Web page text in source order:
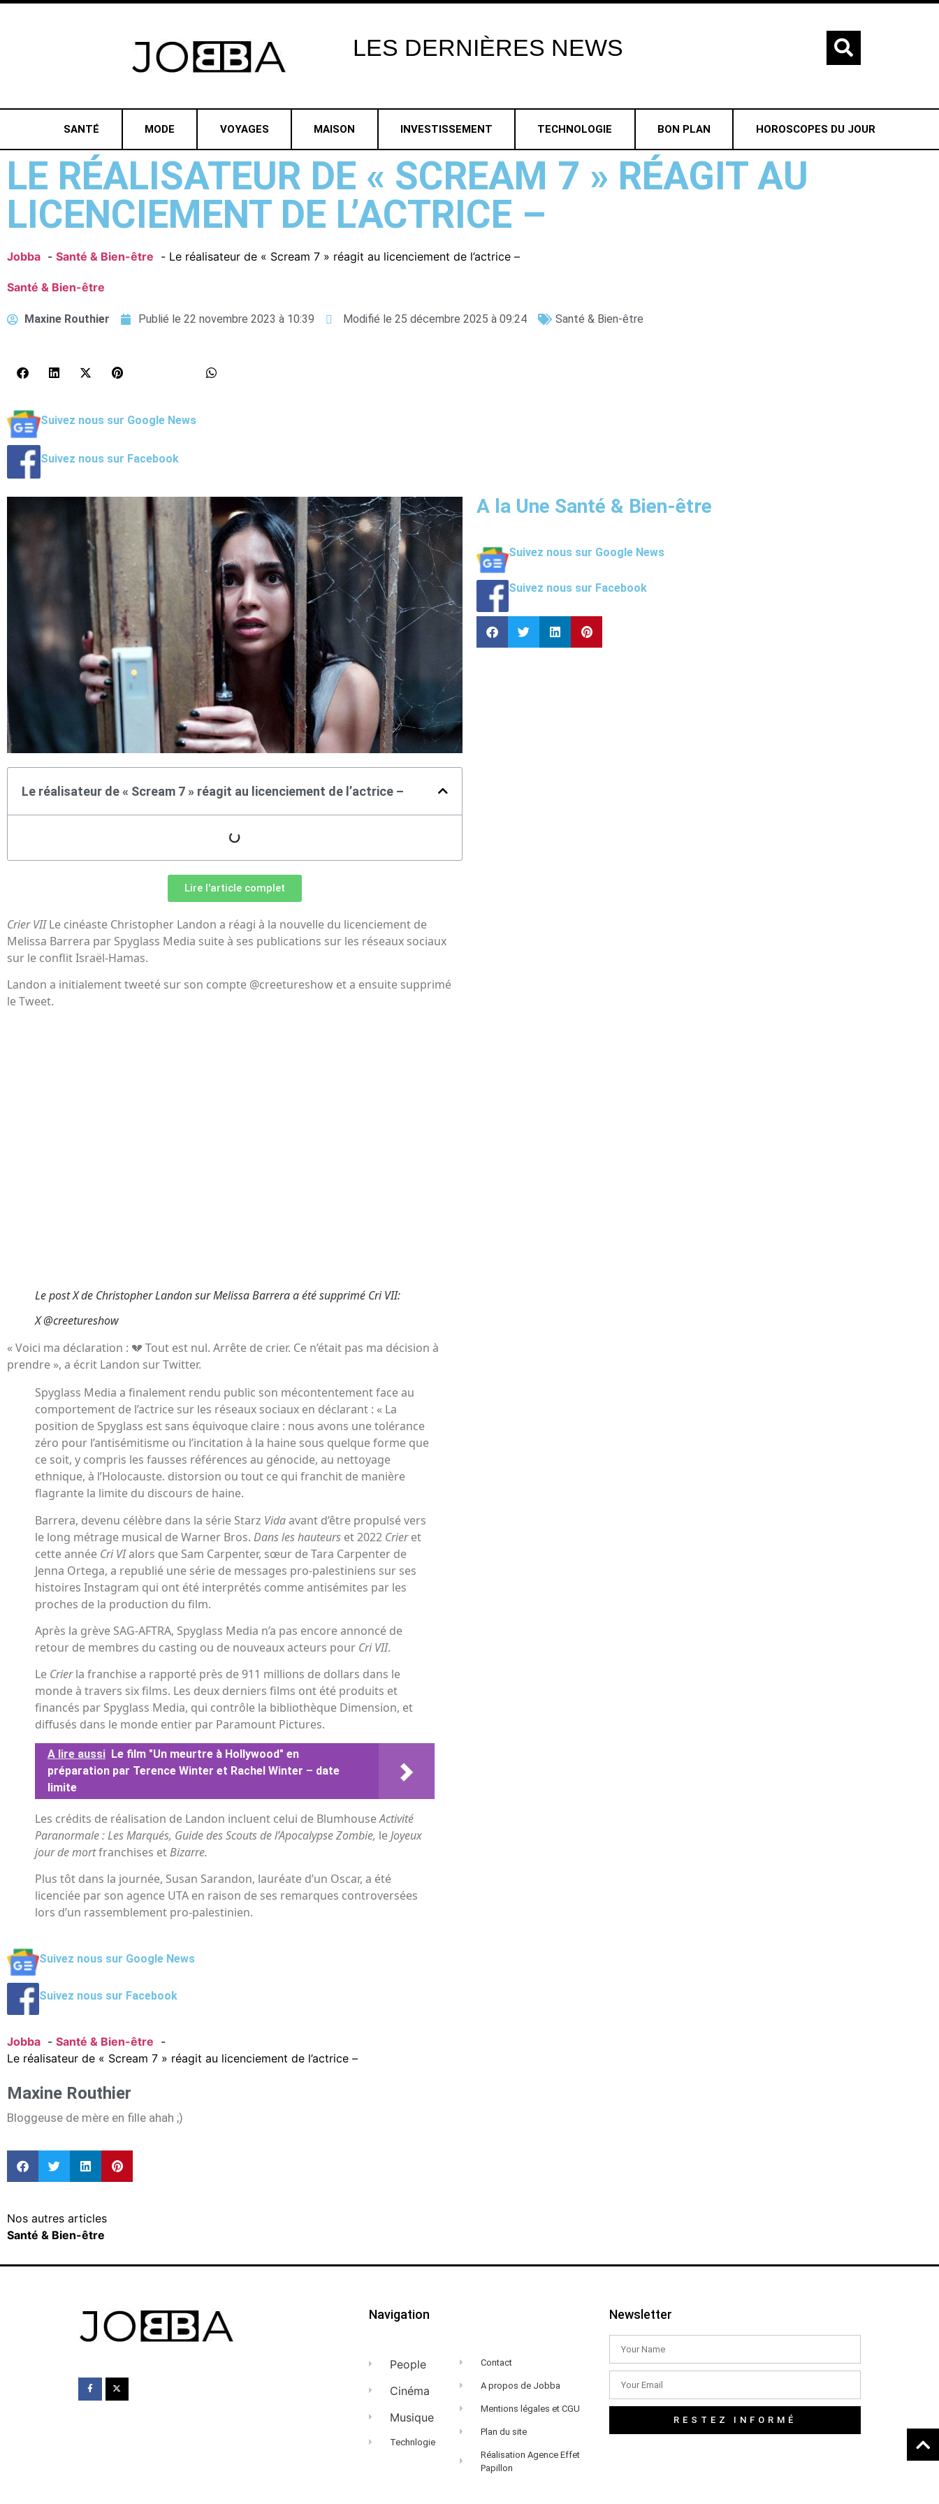
LES DERNIÈRES NEWS
SANTÉ MODE VOYAGES MAISON INVESTISSEMENT TECHNOLOGIE BON PLAN HOROSCOPES DU JOUR
LE RÉALISATEUR DE « SCREAM 7 » RÉAGIT AU
LICENCIEMENT DE L’ACTRICE –
Jobba Santé & Bien-être Le réalisateur de « Scream 7 » réagit au licenciement de l’actrice –
Santé & Bien-être
Maxine Routhier Publié le 22 novembre 2023 à 10:39 Modifié le 25 décembre 2025 à 09:24 Santé & Bien-être
Suivez nous sur Google News
Suivez nous sur Facebook
Le réalisateur de « Scream 7 » réagit au licenciement de l’actrice –
Lire l'article complet
CrierVIILe cinéaste Christopher Landon a réagi à la nouvelle du licenciement de
Melissa Barrera par Spyglass Media suite à ses publications sur les réseaux sociaux
sur le conflit Israël-Hamas.
Landon a initialement tweeté sur son compte @creetureshow et a ensuite supprimé
le Tweet.
Le post X de Christopher Landon sur Melissa Barrera a été supprimé Cri VII:
X @creetureshow
« Voici ma déclaration : 💔 Tout est nul. Arrête de crier. Ce n’était pas ma décision à
prendre », a écrit Landon sur Twitter.
Spyglass Media a finalement rendu public son mécontentement face au
comportement de l’actrice sur les réseaux sociaux en déclarant : « La
position de Spyglass est sans équivoque claire : nous avons une tolérance
zéro pour l’antisémitisme ou l’incitation à la haine sous quelque forme que
ce soit, y compris les fausses références au génocide, au nettoyage
ethnique, à l’Holocauste. distorsion ou tout ce qui franchit de manière
flagrante la limite du discours de haine.
Barrera, devenu célèbre dans la série Starz Vidaavant d’être propulsé vers
le long métrage musical de Warner Bros. Dans les hauteurs et 2022 Crieret
cette année Cri VIalors que Sam Carpenter, sœur de Tara Carpenter de
Jenna Ortega, a republié une série de messages pro-palestiniens sur ses
histoires Instagram qui ont été interprétés comme antisémites par les
proches de la production du film.
Après la grève SAG-AFTRA, Spyglass Media n’a pas encore annoncé de
retour de membres du casting ou de nouveaux acteurs pour Cri VII.
Le Crierla franchise a rapporté près de 911 millions de dollars dans le
monde à travers six films. Les deux derniers films ont été produits et
financés par Spyglass Media, qui contrôle la bibliothèque Dimension, et
diffusés dans le monde entier par Paramount Pictures.
A lire aussi Le film "Un meurtre à Hollywood" en
préparation par Terence Winter et Rachel Winter – date
limite
Les crédits de réalisation de Landon incluent celui de BlumhouseActivité
Paranormale : Les Marqués, Guide des Scouts de l’Apocalypse Zombie, leJoyeux
jour de mortfranchises etBizarre.
Plus tôt dans la journée, Susan Sarandon, lauréate d’un Oscar, a été
licenciée par son agence UTA en raison de ses remarques controversées
lors d’un rassemblement pro-palestinien.
Suivez nous sur Google News
Suivez nous sur Facebook
Jobba
Santé & Bien-être
Le réalisateur de « Scream 7 » réagit au licenciement de l’actrice –
Maxine Routhier
Bloggeuse de mère en fille ahah ;)
A la Une Santé & Bien-être
Suivez nous sur Google News
Suivez nous sur Facebook
Nos autres articles
Santé & Bien-être
Navigation
People
Cinéma
Musique
Technlogie
Contact
A propos de Jobba
Mentions légales et CGU
Plan du site
Réalisation Agence Effet
Papillon
Newsletter
RESTEZ INFORMÉ